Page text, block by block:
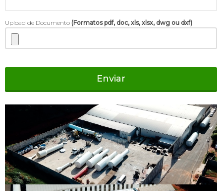
Upload de Documento (Formatos pdf, doc, xls, xlsx, dwg ou dxf)
Enviar